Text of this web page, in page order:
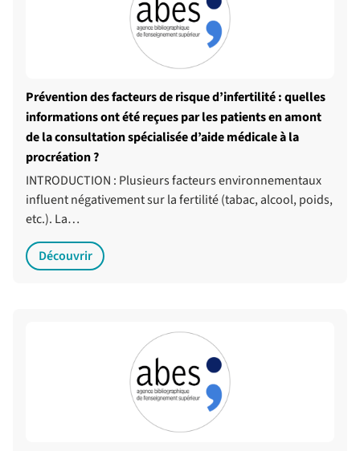
Prévention des facteurs de risque d’infertilité : quelles
informations ont été reçues par les patients en amont
de la consultation spécialisée d’aide médicale à la
procréation ?
INTRODUCTION : Plusieurs facteurs environnementaux
influent négativement sur la fertilité (tabac, alcool, poids,
etc.). La…
Découvrir